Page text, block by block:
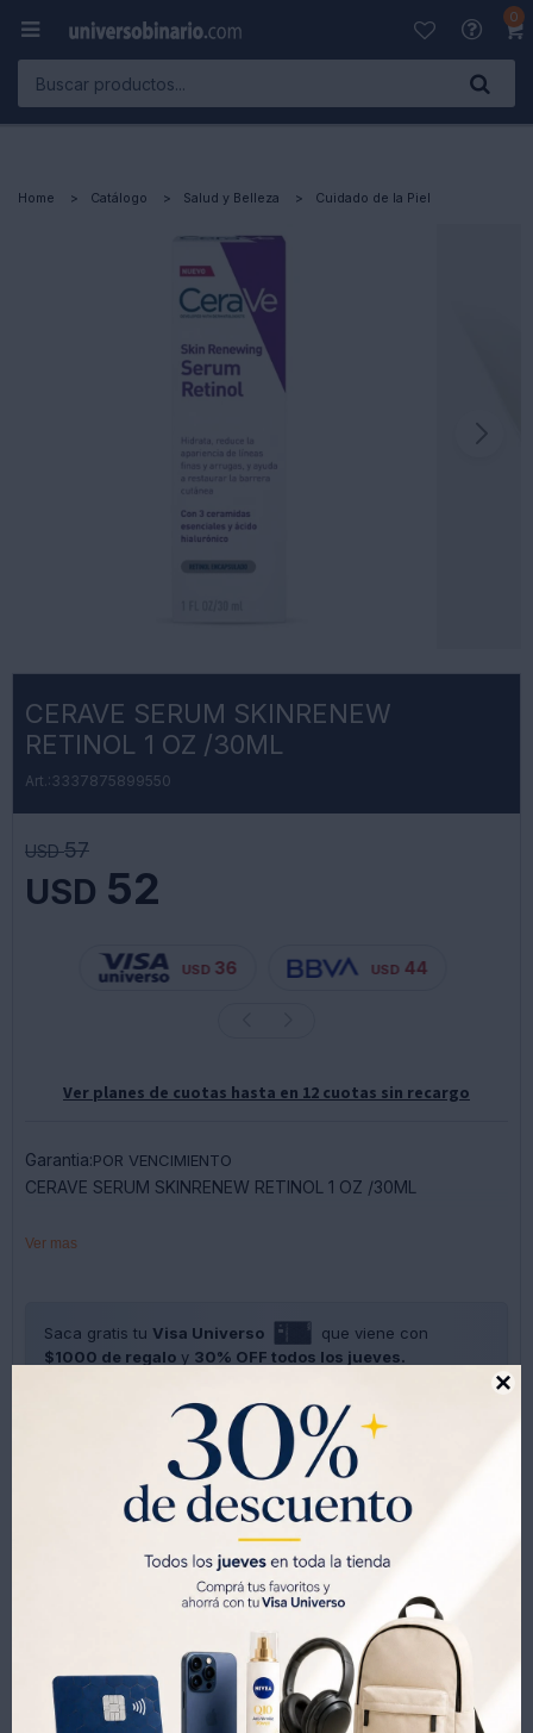

0

Home Catálogo Salud y Belleza Cuidado de la Piel
CERAVE SERUM SKINRENEW
RETINOL 1 OZ /30ML
3337875899550
USD 52
USD 57
USD 36 USD 44
Ver planes de cuotas hasta en 12 cuotas sin recargo
Garantia:POR VENCIMIENTO
CERAVE SERUM SKINRENEW RETINOL 1 OZ /30ML
Sérum CeraVe Skin Renewing Retinol 30 ml mejora
Ver mas
Saca gratis tu Visa Universo
que viene con
$1000 de regalo y 30% OFF todos los jueves.
 
Métodos y costos de envíos
Productos que te pueden interesar